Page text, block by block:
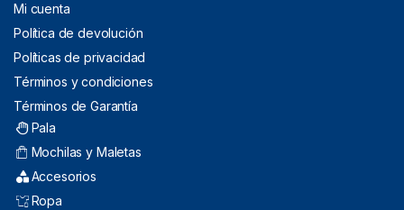
Mi cuenta
Política de devolución
Políticas de privacidad
Términos y condiciones
Términos de Garantía
Pala
Mochilas y Maletas
Accesorios
Ropa